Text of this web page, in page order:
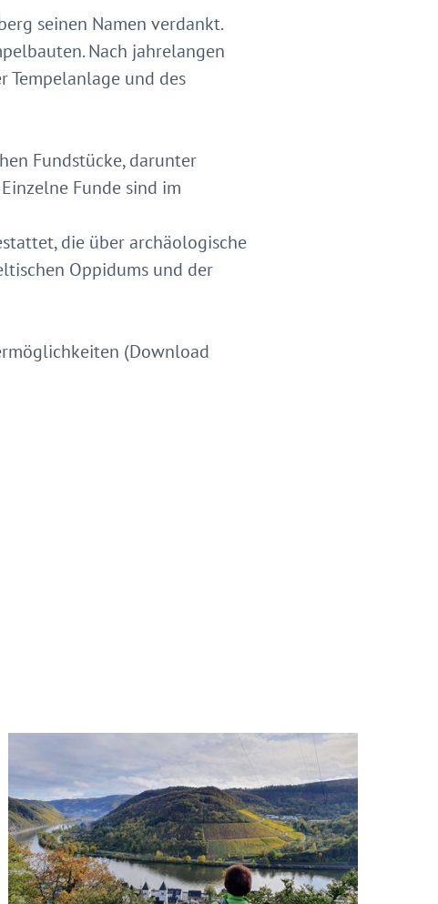
seinen Namen verdankt.
Nach jahrelangen
Tempelanlage und des
Fundstücke, darunter
Funde sind im
die über archäologische
Oppidums und der
(Download